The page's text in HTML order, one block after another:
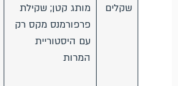
שקלים
מותג קטן; שקילת
פרפורמנס מקס רק
עם היסטוריית
המרות